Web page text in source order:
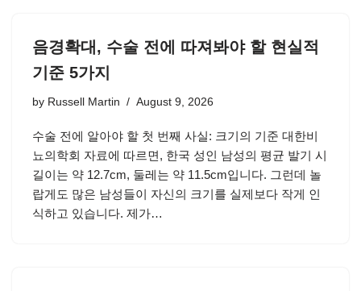
음경확대, 수술 전에 따져봐야 할 현실적
기준 5가지
by Russell Martin August 9, 2026
수술 전에 알아야 할 첫 번째 사실: 크기의 기준 대한비
뇨의학회 자료에 따르면, 한국 성인 남성의 평균 발기 시
길이는 약 12.7cm, 둘레는 약 11.5cm입니다. 그런데 놀
랍게도 많은 남성들이 자신의 크기를 실제보다 작게 인
식하고 있습니다. 제가…